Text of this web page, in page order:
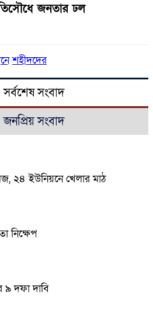
জনতার ঢল
শহীদদের
সর্বশেষ সংবাদ
জনপ্রিয় সংবাদ
২৪ ইউনিয়নে খেলার মাঠ
নিক্ষেপ
৯ দফা দাবি